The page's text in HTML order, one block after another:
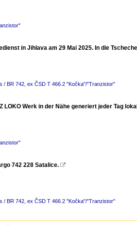
in Jihlava am 29 Mai 2025. In die
/ BR 742, ex ČSD T 466.2 "Kočka"/"Tranzistor"
LOKO Werk in der Nähe generiert jeder Tag
742 228 Satalice. 
/ BR 742, ex ČSD T 466.2 "Kočka"/"Tranzistor"